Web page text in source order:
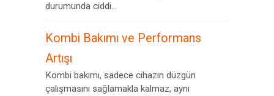
durumunda ciddi...
Kombi Bakımı ve Performans
Artışı
Kombi bakımı, sadece cihazın düzgün
çalışmasını sağlamakla kalmaz, aynı